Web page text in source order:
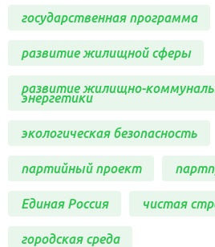
государственная программа
развитие жилищной сферы
развитие жилищно-
энергетики
экологическая безопасность
партийный проект
Единая Россия чистая
городская среда